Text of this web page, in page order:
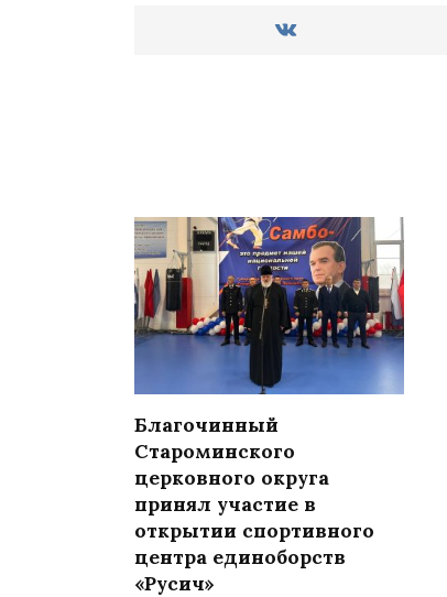
Благочинный
Староминского
церковного округа
принял участие в
открытии спортивного
центра единоборств
«Русич»